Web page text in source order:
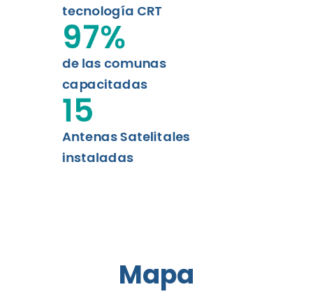
tecnología CRT
de las comunas
capacitadas
97%
Antenas Satelitales
instaladas
15
Mapa